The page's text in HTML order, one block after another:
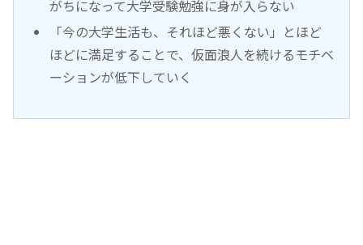
がちになって大学受験勉強に身が入らない
「今の大学生活も、それほど悪くない」とほど
ほどに満足することで、仮面浪人を続けるモチベ
ーションが低下していく